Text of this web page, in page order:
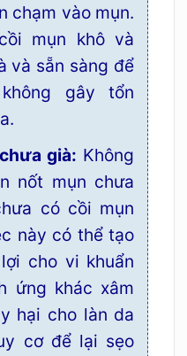
chạm vào mụn.
mụn khô và
và sẵn sàng để
gây tổn
già: Không
nốt mụn chưa
có cồi mụn
này có thể tạo
cho vi khuẩn
ứng khác xâm
hại cho làn da
cơ để lại sẹo